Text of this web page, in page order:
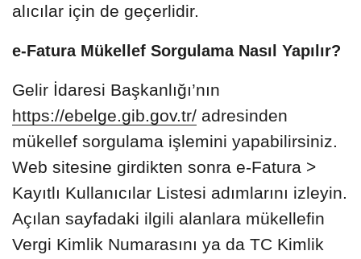
alıcılar için de geçerlidir.
e-Fatura Mükellef Sorgulama Nasıl Yapılır?
Gelir İdaresi Başkanlığı’nın
https://ebelge.gib.gov.tr/ adresinden
mükellef sorgulama işlemini yapabilirsiniz.
Web sitesine girdikten sonra e-Fatura >
Kayıtlı Kullanıcılar Listesi adımlarını izleyin.
Açılan sayfadaki ilgili alanlara mükellefin
Vergi Kimlik Numarasını ya da TC Kimlik